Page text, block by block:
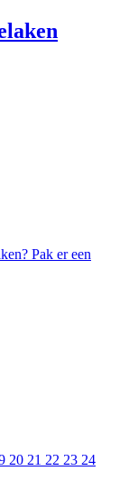
Pak er een
20 21 22 23 24